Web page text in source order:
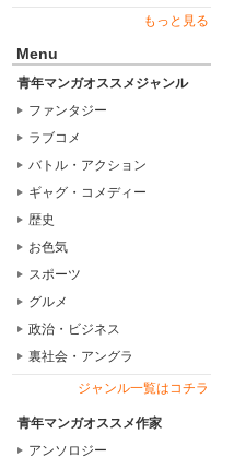
もっと見る
Menu
青年マンガオススメジャンル
ファンタジー
ラブコメ
バトル・アクション
ギャグ・コメディー
歴史
お色気
スポーツ
グルメ
政治・ビジネス
裏社会・アングラ
ジャンル一覧はコチラ
青年マンガオススメ作家
アンソロジー